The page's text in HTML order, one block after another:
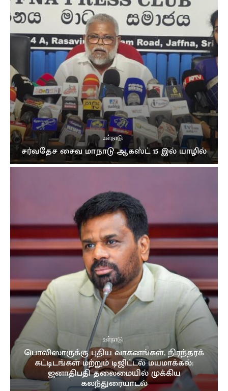
உள்நாடு
சர்வதேச சைவ மாநாடு ஆகஸ்ட் 15 இல் யாழில்
உள்நாடு
பொலிஸாருக்கு புதிய வாகனங்கள், நிரந்தரக்
கட்டிடங்கள் மற்றும் டிஜிட்டல் மயமாக்கல்:
ஜனாதிபதி தலைமையில் முக்கிய
கலந்துரையாடல்